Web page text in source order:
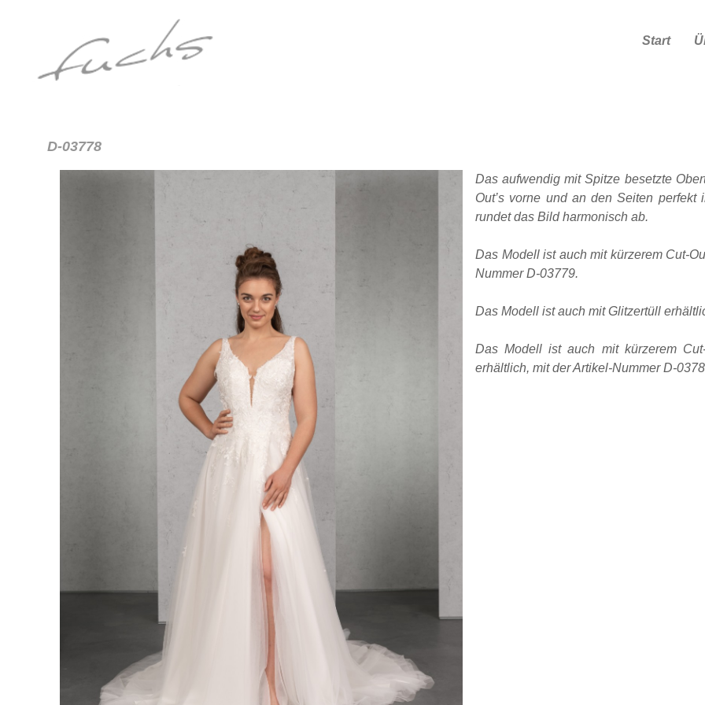
Start
D-03778
Das aufwendig mit Spitze besetzte
Out’s vorne und an den Seiten
rundet das Bild harmonisch ab.
Das Modell ist auch mit kürzerem Cut-
Nummer D-03779.
Das Modell ist auch mit Glitzertüll
Das Modell ist auch mit kürzerem
erhältlich, mit der Artikel-Nummer D-